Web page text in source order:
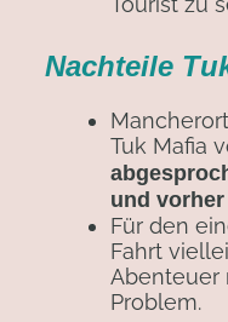
Nachteile
Tuk Mafia
und
Für den
Fahrt
Abenteuer
Problem.